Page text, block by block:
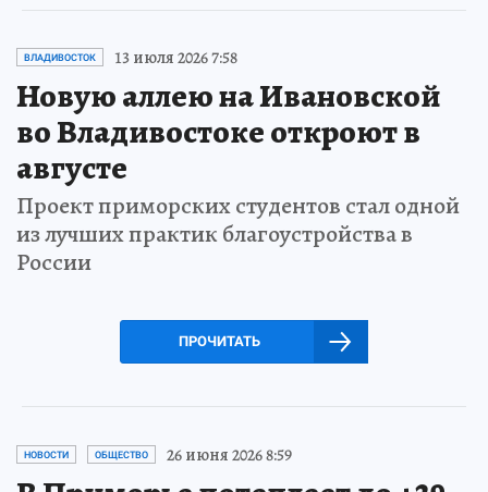
ВЛАДИВОСТОК 13 июля 2026 7:58
Новую аллею на Ивановской
во Владивостоке откроют в
августе
Проект приморских студентов стал одной
из лучших практик благоустройства в
России
ПРОЧИТАТЬ
НОВОСТИ ОБЩЕСТВО 26 июня 2026 8:59